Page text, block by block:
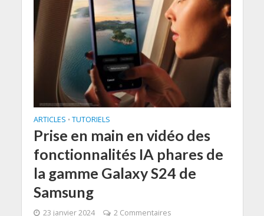
ARTICLES • TUTORIELS
Prise en main en vidéo des
fonctionnalités IA phares de
la gamme Galaxy S24 de
Samsung
23 janvier 2024 2 Commentaires